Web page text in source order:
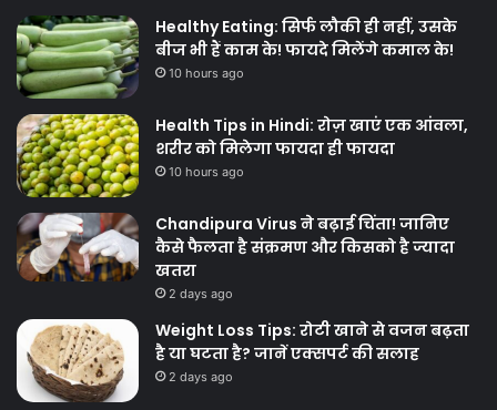
Healthy Eating: सिर्फ लौकी ही नहीं, उसके
बीज भी हैं काम के! फायदे मिलेंगे कमाल के!
10 hours ago
Health Tips in Hindi: रोज़ खाएं एक आंवला,
शरीर को मिलेगा फायदा ही फायदा
10 hours ago
Chandipura Virus ने बढ़ाई चिंता! जानिए
कैसे फैलता है संक्रमण और किसको है ज्यादा
खतरा
2 days ago
Weight Loss Tips: रोटी खाने से वजन बढ़ता
है या घटता है? जानें एक्सपर्ट की सलाह
2 days ago